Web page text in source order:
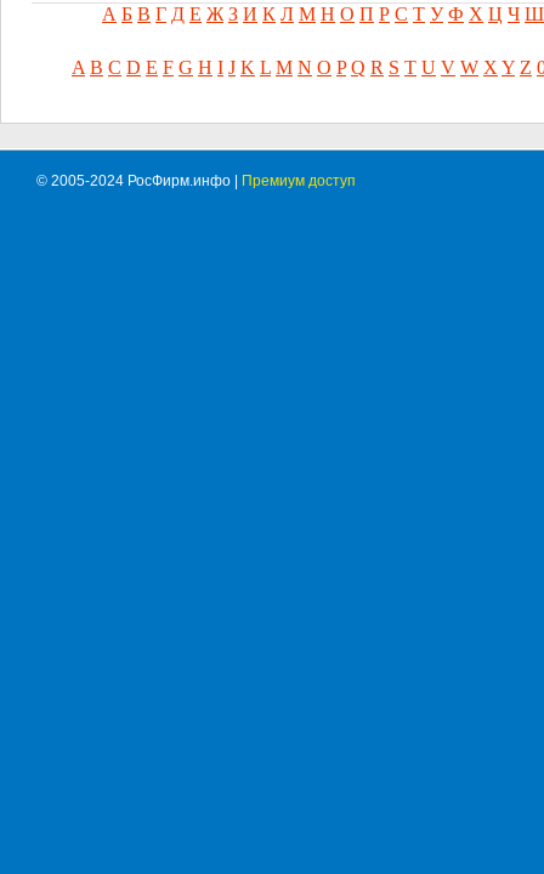
А Б В Г Д Е Ж З И К Л М Н О П Р С Т У Ф Х Ц Ч Ш
A B C D E F G H I J K L M N O P Q R S T U V W X Y Z
© 2005-2024 РосФирм.инфо | Премиум доступ